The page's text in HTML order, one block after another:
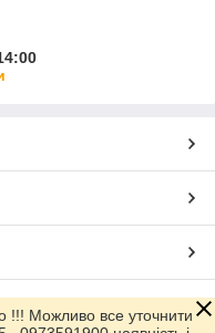
!!! Можливо все уточнити